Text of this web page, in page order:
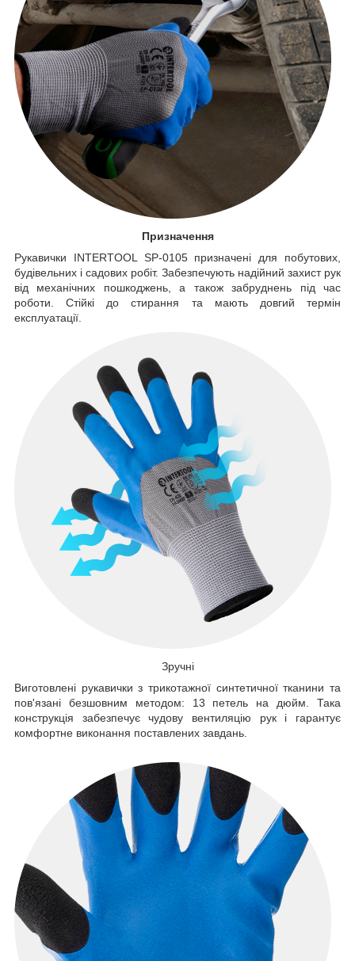
Призначення
Рукавички INTERTOOL SP-0105 призначені для побутових,
будівельних і садових робіт. Забезпечують надійний захист рук
від механічних пошкоджень, а також забруднень під час
роботи. Стійкі до стирання та мають довгий термін
експлуатації.
Зручні
Виготовлені рукавички з трикотажної синтетичної тканини та
пов'язані безшовним методом: 13 петель на дюйм. Така
конструкція забезпечує чудову вентиляцію рук і гарантує
комфортне виконання поставлених завдань.